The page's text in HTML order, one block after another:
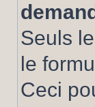
Seuls
le
Ceci